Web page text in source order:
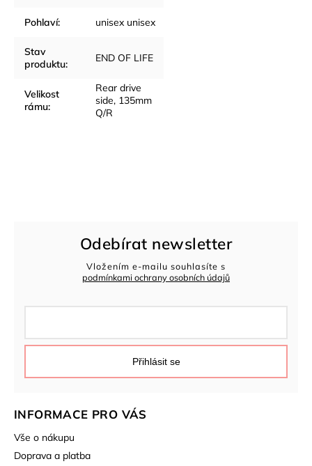
Pohlaví: unisex unisex
Stav
produktu: END OF LIFE
Velikost
rámu:
Rear drive
side, 135mm
Q/R
INFORMACE PRO VÁS
Vše o nákupu
Doprava a platba
Odebírat newsletter
Vložením e-mailu souhlasíte s
podmínkami ochrany osobních údajů
Přihlásit se